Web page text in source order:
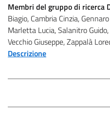
Membri del gruppo di ricerca
Biagio, Cambria Cinzia,
Marletta Lucia, Salanitro
Vecchio Giuseppe, Zappalà
Descrizione